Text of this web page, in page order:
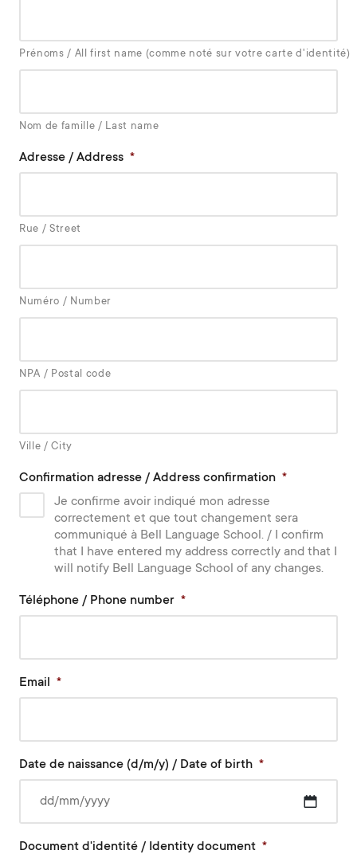
Prénoms / All first name (comme noté sur votre carte d'identité)
Nom de famille / Last name
Adresse / Address *
Rue / Street
Numéro / Number
NPA / Postal code
Ville / City
Confirmation adresse / Address confirmation *
Je confirme avoir indiqué mon adresse
correctement et que tout changement sera
communiqué à Bell Language School. / I confirm
that I have entered my address correctly and that I
will notify Bell Language School of any changes.
Téléphone / Phone number *
Email *
Date de naissance (d/m/y) / Date of birth *
slash
Document d'identité / Identity document *